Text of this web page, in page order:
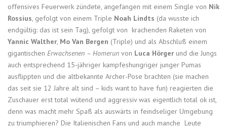
offensives Feuerwerk zündete, angefangen mit einem Single von Nik
Rossius, gefolgt von einem Triple Noah Lindts (da wusste ich
endgültig: das ist sein Tag), gefolgt von krachenden Raketen von
Yannic Walther, Mo Van Bergen (Triple) und als Abschluß einem
gigantischen Erwachsenen – Homerun von Luca Hörger und die Jungs
auch entsprechend 15-jähriger kampfeshungriger junger Pumas
ausflippten und die altbekannte Archer-Pose brachten (sie machen
das seit sie 12 Jahre alt sind – kids want to have fun) reagierten die
Zuschauer erst total wütend und aggressiv was eigentlich total ok ist,
denn was macht mehr Spaß als auswärts in feindseliger Umgebung
zu triumphieren? Die Italienischen Fans und auch manche Leute